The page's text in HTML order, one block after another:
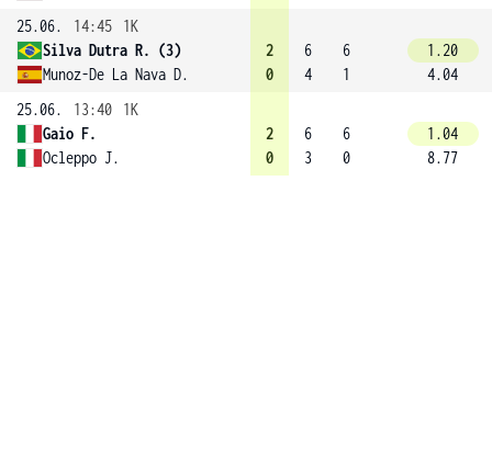
25.06.
14:45
1K
Silva Dutra R. (3)
Munoz-De La Nava D.
2
0
6
4
6
1
1.20
4.04
25.06.
13:40
1K
Gaio F.
Ocleppo J.
2
0
6
3
6
0
1.04
8.77